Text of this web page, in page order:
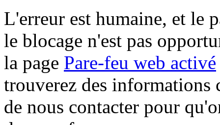
L'erreur est humaine, et le
le blocage n'est pas
la page Pare-feu web activé
trouverez des informations
de nous contacter pour